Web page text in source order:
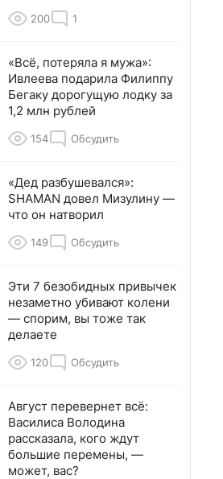
200 1
«Всё, потеряла я мужа»:
Ивлеева подарила Филиппу
Бегаку дорогущую лодку за
1,2 млн рублей
154 Обсудить
«Дед разбушевался»:
SHAMAN довел Мизулину —
что он натворил
149 Обсудить
Эти 7 безобидных привычек
незаметно убивают колени
— спорим, вы тоже так
делаете
120 Обсудить
Август перевернет всё:
Василиса Володина
рассказала, кого ждут
большие перемены, —
может, вас?